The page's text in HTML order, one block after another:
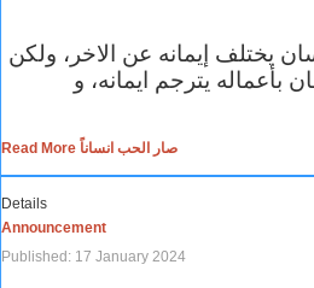
يختلف إيمانه عن الاخر، ولكن
بأعماله يترجم ايمانه، و
Read More صار الحب انساناً
Details
Announcement
Published: 17 January 2024